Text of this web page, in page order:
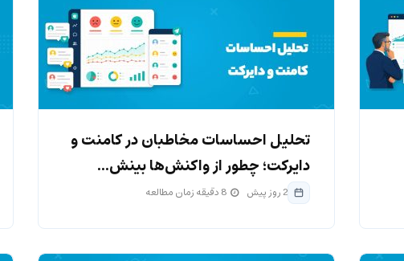
تحلیل احساسات مخاطبان در کامنت و
دایرکت؛ چطور از واکنش‌ها بینش...
2 روز پیش 8 دقیقه زمان مطالعه